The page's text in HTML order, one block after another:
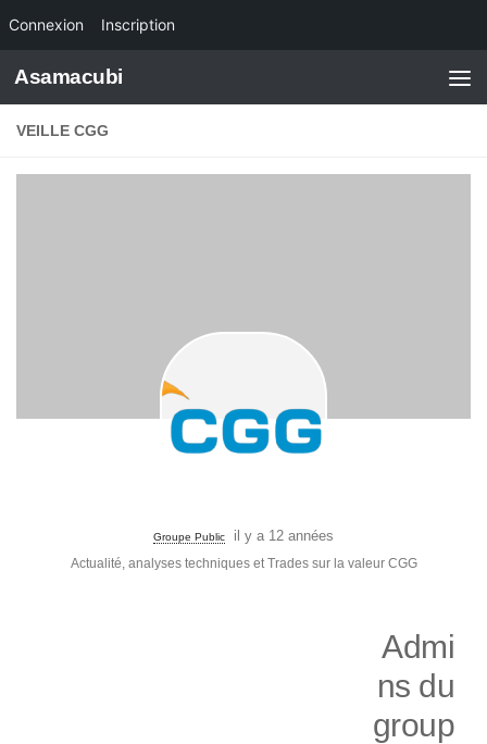
Connexion Inscription
Skip to content
Asamacubi
VEILLE CGG
Groupe Public il y a 12 années
Actualité, analyses techniques et Trades sur la valeur CGG
Admi
ns du
group